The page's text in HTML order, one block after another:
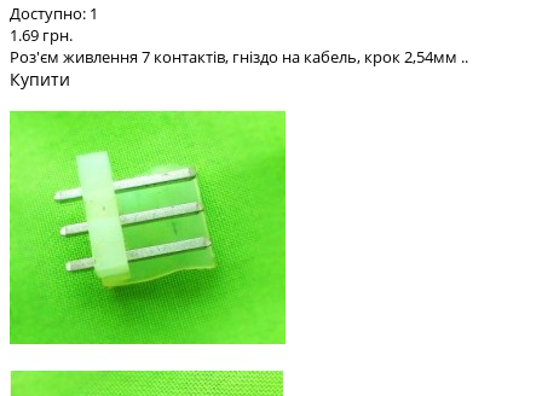
Доступно: 1
1.69 грн.
Роз'єм живлення 7 контактів, гніздо на кабель, крок 2,54мм ..
Купити